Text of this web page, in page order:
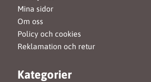
Mina sidor
Om oss
Policy och cookies
Reklamation och retur
Kategorier